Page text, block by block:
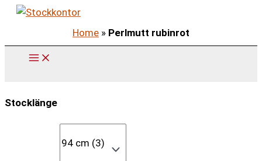
Zum
springen
Home » Perlmutt rubinrot
Stocklänge